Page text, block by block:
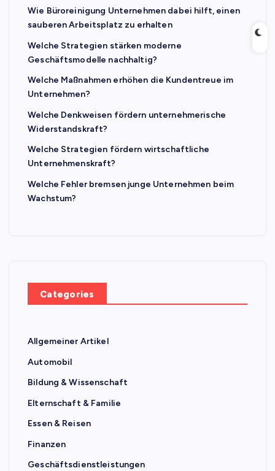
Wie Büroreinigung Unternehmen dabei hilft, einen
sauberen Arbeitsplatz zu erhalten
Welche Strategien stärken moderne
Geschäftsmodelle nachhaltig?
Welche Maßnahmen erhöhen die Kundentreue im
Unternehmen?
Welche Denkweisen fördern unternehmerische
Widerstandskraft?
Welche Strategien fördern wirtschaftliche
Unternehmenskraft?
Welche Fehler bremsen junge Unternehmen beim
Wachstum?
Categories
Allgemeiner Artikel
Automobil
Bildung & Wissenschaft
Elternschaft & Familie
Essen & Reisen
Finanzen
Geschäftsdienstleistungen